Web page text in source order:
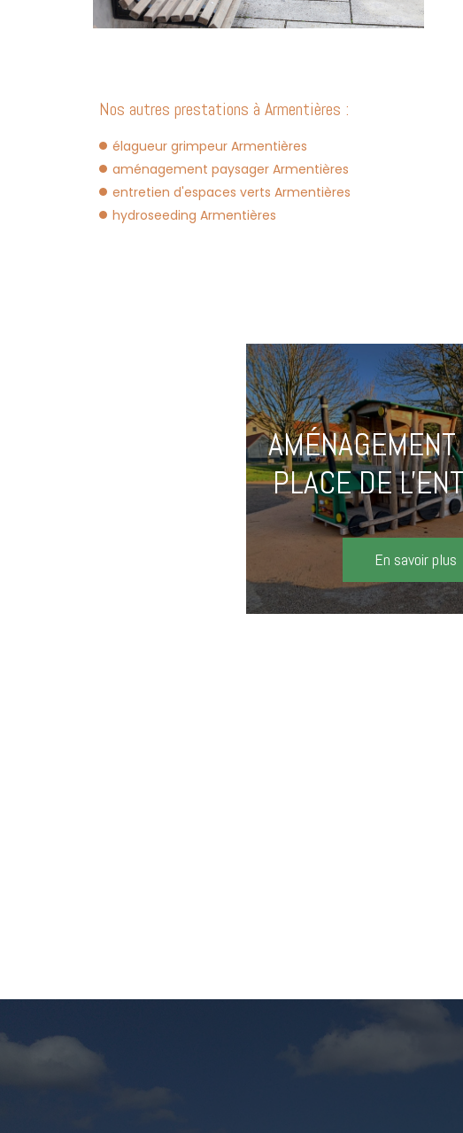
Nos autres prestations à Armentières :
élagueur grimpeur Armentières
aménagement paysager Armentières
entretien d'espaces verts Armentières
hydroseeding Armentières
PLACE DE
En savoir plus